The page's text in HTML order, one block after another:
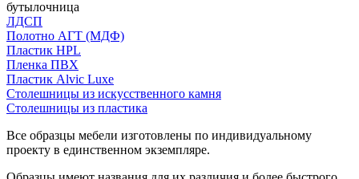
бутылочница
ЛДСП
Полотно АГТ (МДФ)
Пластик HPL
Пленка ПВХ
Пластик Alvic Luxe
Столешницы из искусственного камня
Столешницы из пластика
Все образцы мебели изготовлены по индивидуальному
проекту в единственном экземпляре.